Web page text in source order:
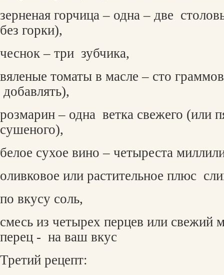
зерненая горчица – одна – две
без горки),
чеснок – три зубчика,
вяленые томаты в масле – сто
добавлять),
розмарин – одна ветка свежего (или
сушеного),
белое сухое вино – четыреста
оливковое или растительное плюс
по вкусу соль,
смесь из четырех перцев или свежий
перец - на ваш вкус
Третий рецепт: